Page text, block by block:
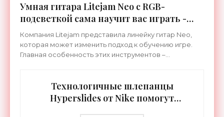
Умная гитара Litejam Neo с RGB-
подсветкой сама научит вас играть -
«Гаджеты»
Компания Litejam представила линейку гитар Neo,
которая может изменить подход к обучению игре.
Главная особенность этих инструментов –
Технологичные шлепанцы
Hyperslides от Nike помогут